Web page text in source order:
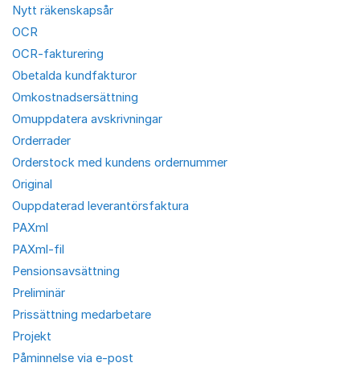
Nytt räkenskapsår
OCR
OCR-fakturering
Obetalda kundfakturor
Omkostnadsersättning
Omuppdatera avskrivningar
Orderrader
Orderstock med kundens ordernummer
Original
Ouppdaterad leverantörsfaktura
PAXml
PAXml-fil
Pensionsavsättning
Preliminär
Prissättning medarbetare
Projekt
Påminnelse via e-post